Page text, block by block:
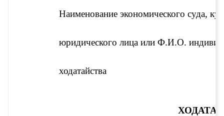
Наименование экономического суда,
юридического лица или Ф.И.О.
ходатайства